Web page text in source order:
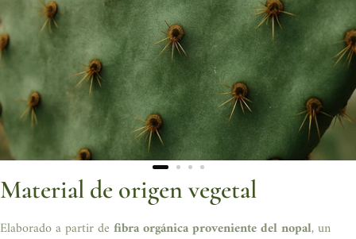
innovador y sustentable que combina elegancia con conciencia
ambiental. Cuenta con forro depoliéster reciclado y algodón,
herraje de Sama y Latón, alma de Caple, hilo de nilón y adhesivo
con cemento guayul. Ideal para llevar tus tarjetas con estilo.
Medidas: 10 cm largo × 7.3 cm alto × 1 cm ancho
Material de origen vegetal
Elaborado a partir de fibra orgánica proveniente del nopal, un